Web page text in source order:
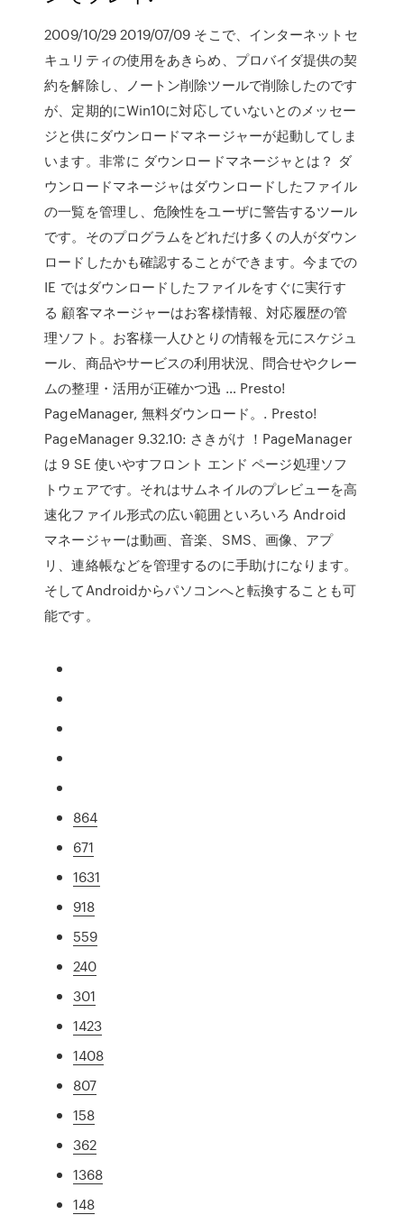
2009/10/29 2019/07/09 そこで、インターネットセ
キュリティの使用をあきらめ、プロバイダ提供の契
約を解除し、ノートン削除ツールで削除したのです
が、定期的にWin10に対応していないとのメッセー
ジと供にダウンロードマネージャーが起動してしま
います。非常に ダウンロードマネージャとは？ ダ
ウンロードマネージャはダウンロードしたファイル
の一覧を管理し、危険性をユーザに警告するツール
です。そのプログラムをどれだけ多くの人がダウン
ロードしたかも確認することができます。今までの
IE ではダウンロードしたファイルをすぐに実行す
る 顧客マネージャーはお客様情報、対応履歴の管
理ソフト。お客様一人ひとりの情報を元にスケジュ
ール、商品やサービスの利用状況、問合せやクレー
ムの整理・活用が正確かつ迅 … Presto!
PageManager, 無料ダウンロード。. Presto!
PageManager 9.32.10: さきがけ ！PageManager
は 9 SE 使いやすフロント エンド ページ処理ソフ
トウェアです。それはサムネイルのプレビューを高
速化ファイル形式の広い範囲といろいろ Android
マネージャーは動画、音楽、SMS、画像、アプ
リ、連絡帳などを管理するのに手助けになります。
そしてAndroidからパソコンへと転換することも可
能です。
864
671
1631
918
559
240
301
1423
1408
807
158
362
1368
148